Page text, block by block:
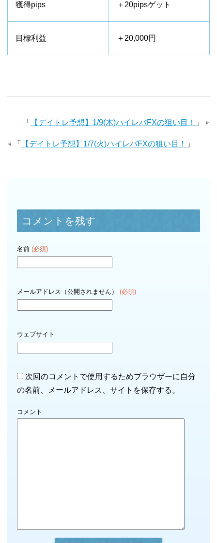
獲得pips ＋20pipsゲット
目標利益 ＋20,000円
「 【デイトレ予想】1/9(木)ハイレバFXの狙い目！ 」
「 【デイトレ予想】1/7(火)ハイレバFXの狙い目！ 」
コメントを残す
名前 (必須)
メールアドレス（公開されません） (必須)
ウェブサイト
次回のコメントで使用するためブラウザーに自分
の名前、メールアドレス、サイトを保存する。
コメント